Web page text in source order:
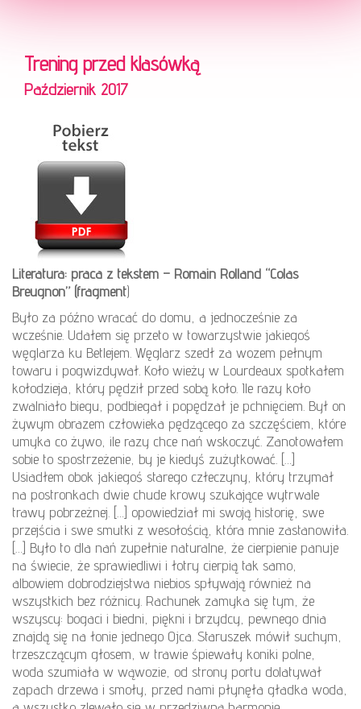
Trening przed klasówką
Październik 2017
Literatura: praca z tekstem – Romain Rolland “Colas
Breugnon” (fragment)
Było za późno wracać do domu, a jednocześnie za
wcześnie. Udałem się przeto w towarzystwie jakiegoś
węglarza ku Betlejem. Węglarz szedł za wozem pełnym
towaru i pogwizdywał. Koło wieży w Lourdeaux spotkałem
kołodzieja, który pędził przed sobą koło. Ile razy koło
zwalniało biegu, podbiegał i popędzał je pchnięciem. Był on
żywym obrazem człowieka pędzącego za szczęściem, które
umyka co żywo, ile razy chce nań wskoczyć. Zanotowałem
sobie to spostrzeżenie, by je kiedyś zużytkować. […]
Usiadłem obok jakiegoś starego człeczyny, który trzymał
na postronkach dwie chude krowy szukające wytrwale
trawy pobrzeżnej. […] opowiedział mi swoją historię, swe
przejścia i swe smutki z wesołością, która mnie zastanowiła.
[…] Było to dla nań zupełnie naturalne, że cierpienie panuje
na świecie, że sprawiedliwi i łotry cierpią tak samo,
albowiem dobrodziejstwa niebios spływają również na
wszystkich bez różnicy. Rachunek zamyka się tym, że
wszyscy: bogaci i biedni, piękni i brzydcy, pewnego dnia
znajdą się na łonie jednego Ojca. Staruszek mówił suchym,
trzeszczącym głosem, w trawie śpiewały koniki polne,
woda szumiała w wąwozie, od strony portu dolatywał
zapach drzewa i smoły, przed nami płynęła gładka woda,